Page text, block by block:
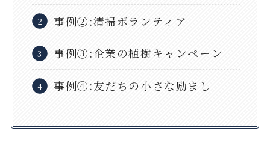
事例②:清掃ボランティア
事例③:企業の植樹キャンペーン
事例④:友だちの小さな励まし